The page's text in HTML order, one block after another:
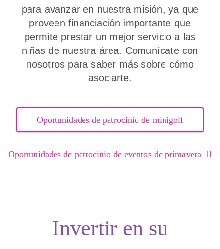
para avanzar en nuestra misión, ya que
proveen financiación importante que
permite prestar un mejor servicio a las
niñas de nuestra área. Comunícate con
nosotros para saber más sobre cómo
asociarte.
Oportunidades de patrocinio de minigolf
Oportunidades de patrocinio de eventos de primavera
Invertir en su